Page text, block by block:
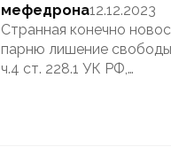
мефедрона12.12.2023
Странная конечно
парню лишение
ч.4 ст. 228.1 УК РФ,…